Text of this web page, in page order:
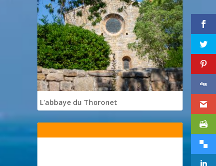
L'abbaye du Thoronet